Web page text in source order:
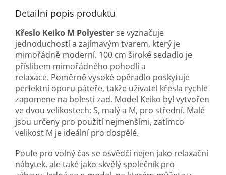
Detailní popis produktu
Křeslo Keiko M Polyester se vyznačuje
jednoduchostí a zajímavým tvarem, který je
mimořádně moderní. 100 cm široké sedadlo je
příslibem mimořádného pohodlí a
relaxace. Poměrně vysoké opěradlo poskytuje
perfektní oporu páteře, takže uživatel křesla rychle
zapomene na bolesti zad. Model Keiko byl vytvořen
ve dvou velikostech: S, malý a M, pro střední. Malé
jsou určeny pro použití nejmenšími, zatímco
velikost M je ideální pro dospělé.
Poufe pro volný čas se osvědčí nejen jako relaxační
nábytek, ale také jako skvělý společník pro